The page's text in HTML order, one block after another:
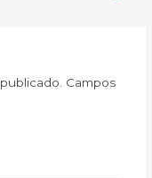
Campos